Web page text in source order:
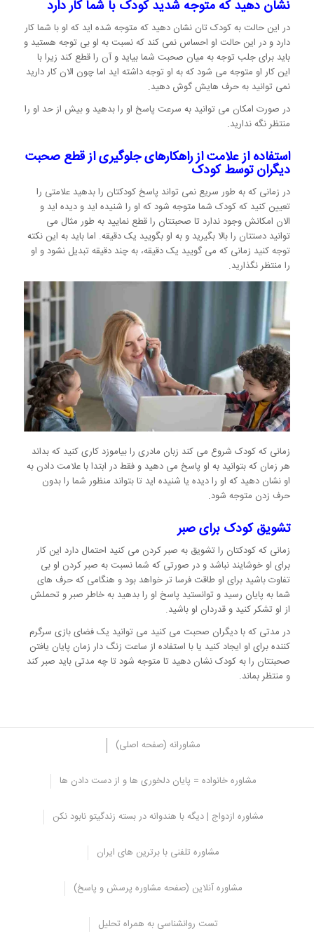
نشان دهید که متوجه شدید کودک با شما کار دارد
در این حالت به کودک تان نشان دهید که متوجه شده اید که او با شما کار
دارد و در این حالت او احساس نمی کند که نسبت به او بی توجه هستید و
باید برای جلب توجه به میان صحبت شما بیاید و آن را قطع کند زیرا با
این کار او متوجه می شود که به او توجه داشته اید اما چون الان کار دارید
نمی توانید به حرف هایش گوش دهید.
در صورت امکان می توانید به سرعت پاسخ او را بدهید و بیش از حد او را
منتظر نگه ندارید.
استفاده از علامت از راهکارهای جلوگیری از قطع صحبت
دیگران توسط کودک
در زمانی که به طور سریع نمی تواند پاسخ کودکتان را بدهید علامتی را
تعیین کنید که کودک شما متوجه شود که او را شنیده اید و دیده اید و
الان امکانش وجود ندارد تا صحبتتان را قطع نمایید به طور مثال می
توانید دستتان را بالا بگیرید و به او بگویید یک دقیقه. اما باید به این نکته
توجه کنید زمانی که می گویید یک دقیقه، به چند دقیقه تبدیل نشود و او
را منتظر نگذارید.
زمانی که کودک شروع می کند زبان مادری را بیاموزد کاری کنید که بداند
هر زمان که بتوانید به او پاسخ می دهید و فقط در ابتدا با علامت دادن به
او نشان دهید که او را دیده یا شنیده اید تا بتواند منظور شما را بدون
حرف زدن متوجه شود.
تشویق کودک برای صبر
زمانی که کودکتان را تشویق به صبر کردن می کنید احتمال دارد این کار
برای او خوشایند نباشد و در صورتی که شما نسبت به صبر کردن او بی
تفاوت باشید برای او طاقت فرسا تر خواهد بود و هنگامی که حرف های
شما به پایان رسید و توانستید پاسخ او را بدهید به خاطر صبر و تحملش
از او تشکر کنید و قدردان او باشید.
در مدتی که با دیگران صحبت می کنید می توانید یک فضای بازی سرگرم
کننده برای او ایجاد کنید یا با استفاده از ساعت زنگ دار زمان پایان یافتن
صحبتتان را به کودک نشان دهید تا متوجه شود تا چه مدتی باید صبر کند
و منتظر بماند.
مشاورانه (صفحه اصلی)
مشاوره خانواده = پایان دلخوری ها و از دست دادن ها
مشاوره ازدواج | دیگه با هندوانه در بسته زندگیتو نابود نکن
مشاوره تلفنی با برترین های ایران
مشاوره آنلاین (صفحه مشاوره پرسش و پاسخ)
تست روانشناسی به همراه تحلیل
آموختن روش صحیح قطع کردن حرف دیگران
هیچ کدام از ما بدون این که به ما آموخته شود نمی دانستیم که چگونه
باید بدون این که به دیگران بی احترامی کنیم حرفمان را بگوییم و توجه
آن ها را جلب کنیم، پس نباید این انتظار را از دیگران داشته باشیم که
صحیح قطع کردن حرف دیگران را به او بیاموزید و به کودک یاد دهید. اگر
کند و بگوید ببخشید تا دیگران متوجه شوند او می خواهد با آن ها